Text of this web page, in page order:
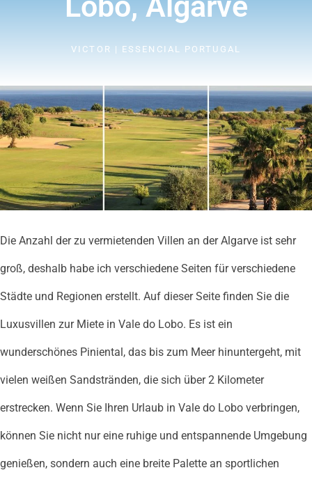
VICTOR | ESSENCIAL PORTUGAL
Die Anzahl der zu vermietenden Villen an der Algarve ist sehr
groß, deshalb habe ich verschiedene Seiten für verschiedene
Städte und Regionen erstellt. Auf dieser Seite finden Sie die
Luxusvillen zur Miete in Vale do Lobo. Es ist ein
wunderschönes Piniental, das bis zum Meer hinuntergeht, mit
vielen weißen Sandstränden, die sich über 2 Kilometer
erstrecken. Wenn Sie Ihren Urlaub in Vale do Lobo verbringen,
können Sie nicht nur eine ruhige und entspannende Umgebung
genießen, sondern auch eine breite Palette an sportlichen